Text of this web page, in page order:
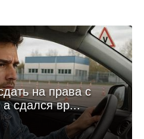
на права с
сдался вр...